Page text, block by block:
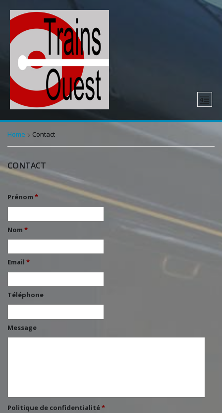
Home Contact
CONTACT
Prénom *
Nom *
Email *
Téléphone
Message
Politique de confidentialité*